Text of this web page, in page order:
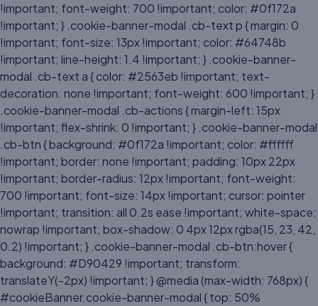
!important; font-weight: 700 !important; color: #0f172a
!important; } .cookie-banner-modal .cb-text p { margin: 0
!important; font-size: 13px !important; color: #64748b
!important; line-height: 1.4 !important; } .cookie-banner-
modal .cb-text a { color: #2563eb !important; text-
decoration: none !important; font-weight: 600 !important; }
.cookie-banner-modal .cb-actions { margin-left: 15px
!important; flex-shrink: 0 !important; } .cookie-banner-modal
.cb-btn { background: #0f172a !important; color: #ffffff
!important; border: none !important; padding: 10px 22px
!important; border-radius: 12px !important; font-weight:
700 !important; font-size: 14px !important; cursor: pointer
!important; transition: all 0.2s ease !important; white-space:
nowrap !important; box-shadow: 0 4px 12px rgba(15, 23, 42,
0.2) !important; } .cookie-banner-modal .cb-btn:hover {
background: #D90429 !important; transform:
translateY(-2px) !important; } @media (max-width: 768px) {
#cookieBanner.cookie-banner-modal { top: 50%